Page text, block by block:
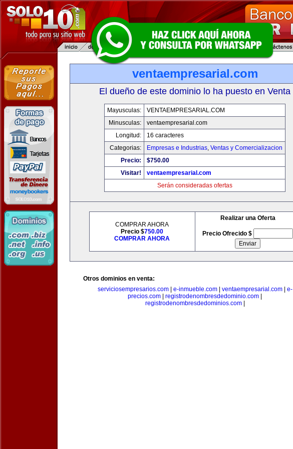
ventaempresarial.com
El dueño de este dominio lo ha puesto en Venta
Mayusculas:
VENTAEMPRESARIAL.COM
Minusculas:
ventaempresarial.com
Longitud:
16 caracteres
Categorias:
Empresas e Industrias, Ventas y Comercializacion
Precio:
$750.00
Visitar!
ventaempresarial.com
Serán consideradas ofertas
COMPRAR AHORA
Precio $750.00
COMPRAR AHORA
Realizar una Oferta
Precio Ofrecido $
Otros dominios en venta:
serviciosempresarios.com| e-inmueble.com| ventaempresarial.com| e-
precios.com
registrodenombresdedominio.com
registrodenombresdedominios.com|